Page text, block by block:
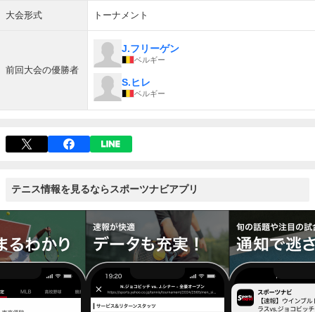
大会形式 トーナメント
前回大会の優勝者
J.フリーゲン
ベルギー
S.ヒレ
ベルギー
テニス情報を見るならスポーツナビアプリ